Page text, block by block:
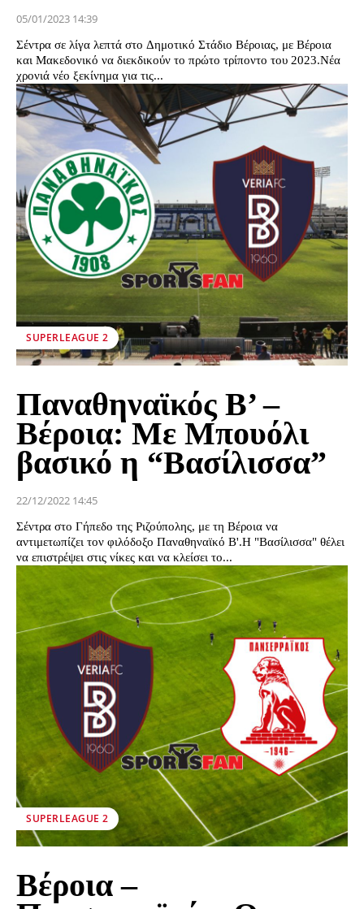
05/01/2023 14:39
Σέντρα σε λίγα λεπτά στο Δημοτικό Στάδιο Βέροιας, με Βέροια
και Μακεδονικό να διεκδικούν το πρώτο τρίποντο του 2023.Νέα
χρονιά νέο ξεκίνημα για τις...
SUPERLEAGUE 2
Παναθηναϊκός Β’ –
Βέροια: Με Μπουόλι
βασικό η “Βασίλισσα”
22/12/2022 14:45
Σέντρα στο Γήπεδο της Ριζούπολης, με τη Βέροια να
αντιμετωπίζει τον φιλόδοξο Παναθηναϊκό Β'.Η "Βασίλισσα" θέλει
να επιστρέψει στις νίκες και να κλείσει το...
SUPERLEAGUE 2
Βέροια –